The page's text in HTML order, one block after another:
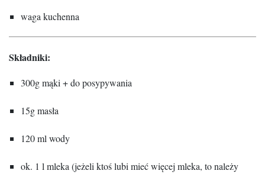
waga kuchenna
Składniki:
300g mąki + do posypywania
15g masła
120 ml wody
ok. 1 l mleka (jeżeli ktoś lubi mieć więcej mleka, to należy